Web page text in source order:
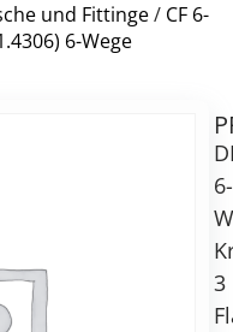
und Fittinge/ CF 6-
6-Wege
6-
3